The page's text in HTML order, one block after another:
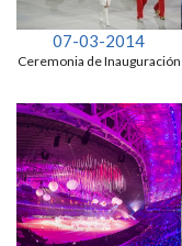
07-03-2014
Ceremonia de Inauguración